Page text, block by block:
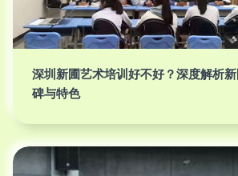
深圳新圃艺术培训好不好？深度解析
碑与特色